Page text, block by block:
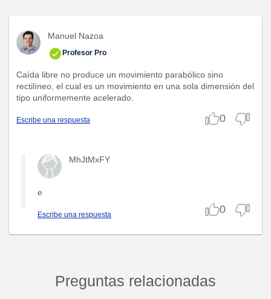
Manuel Nazoa
Profesor Pro
Caída libre no produce un movimiento parabólico sino
rectilíneo, el cual es un movimiento en una sola dimensión del
tipo uniformemente acelerado.
Escribe una respuesta 0
MhJtMxFY
e
Escribe una respuesta 0
Preguntas relacionadas